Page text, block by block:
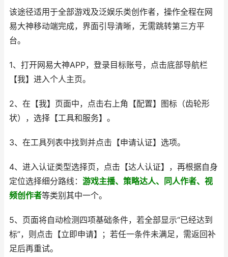
该途径适用于全部游戏及泛娱乐类创作者，操作全程在网
易大神移动端完成，界面引导清晰，无需跳转第三方平
台。
1、打开网易大神APP，登录目标账号，点击底部导航栏
【我】进入个人主页。
2、在【我】页面中，点击右上角【配置】图标（齿轮形
状），选择【工具和服务】。
3、在工具列表中找到并点击【申请认证】选项。
4、进入认证类型选择页，点击【达人认证】，再根据自身
定位选择细分路线： 游戏主播、策略达人、同人作者、视
频创作者等类别其中一个。
5、页面将自动检测四项基础条件，若全部显示“已经达到
标”，则点击【立即申请】；若任一条件未满足，需返回补
足后再重试。